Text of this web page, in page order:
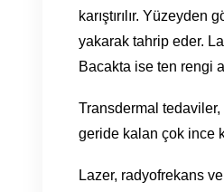
karıştırılır. Yüzeyden
yakarak tahrip eder.
Bacakta ise ten rengi
Transdermal
geride kalan çok ince
Lazer, radyofrekans